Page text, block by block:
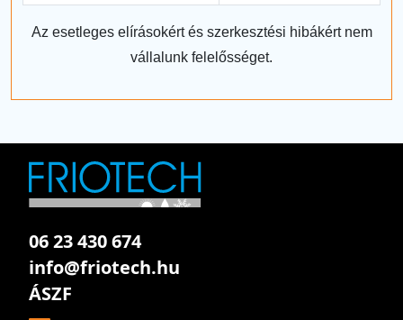
Az esetleges elírásokért és szerkesztési hibákért nem
vállalunk felelősséget.
06 23 430 674
info@friotech.hu
ÁSZF